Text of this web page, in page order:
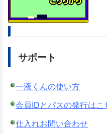
サポート
一液くんの使い方
会員IDとパスの発行はこ
仕入れお問い合わせ